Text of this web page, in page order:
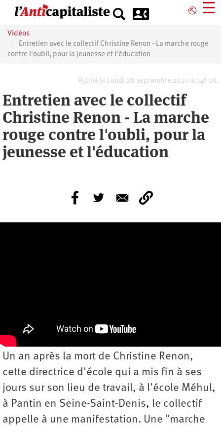
principal
⎋ ☰
Vidéos
Entretien avec le collectif Christine Renon - La marche rouge
contre l'oubli, pour la jeunesse et l'éducation
Publié le Lundi 28 septembre 2020 à 14h28.
Entretien avec le collectif
Christine Renon - La marche
rouge contre l'oubli, pour la
jeunesse et l'éducation
Un an après la mort de Christine Renon,
cette directrice d'école qui a mis fin à ses
jours sur son lieu de travail, à l'école Méhul,
à Pantin en Seine-Saint-Denis, le collectif
appelle à une manifestation. Une "marche